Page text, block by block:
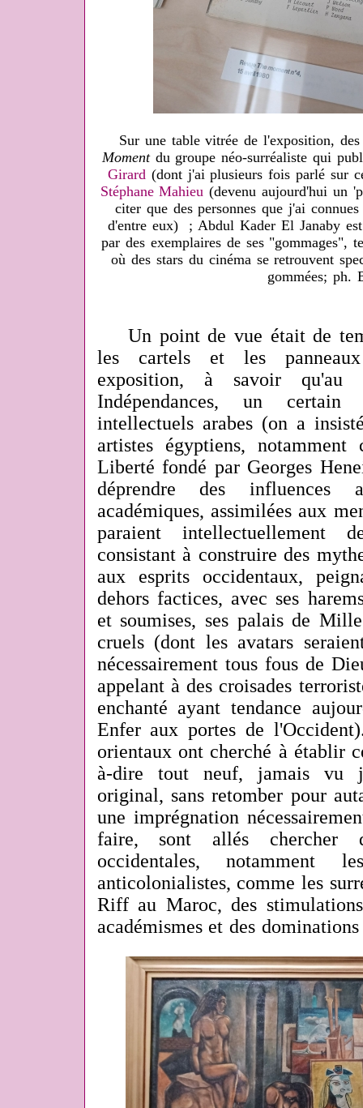
Sur une table vitrée de l'exposition,
Momentdu groupe néo-surréaliste qui
Girard(dont j'ai plusieurs fois parlé sur
Stéphane Mahieu (devenu aujourd'hui un
citer que des personnes que j'ai
d'entre eux) ; Abdul Kader El Janaby
par des exemplaires de ses "gommages",
où des stars du cinéma se retrouvent
gommées; ph.
Un point de vue était de
les cartels et les
exposition, à savoir qu'au
Indépendances, un
intellectuels arabes (on a
artistes égyptiens,
Liberté fondé par Georges
déprendre des influences
académiques, assimilées aux
paraient intellectuellement
consistant à construire des
aux esprits occidentaux,
dehors factices, avec ses
et soumises, ses palais de
cruels (dont les avatars
nécessairement tous fous de
appelant à des croisades
enchanté ayant tendance
Enfer aux portes de
orientaux ont cherché à établir
à-dire tout neuf, jamais vu
original, sans retomber pour
une imprégnation
faire, sont allés chercher
occidentales, notamment
anticolonialistes, comme les
Riff au Maroc, des
académismes et des